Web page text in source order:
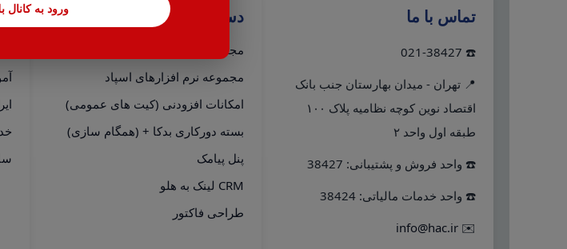
ورود به کانال تماس با ما
☎️ 021-38427
📍 تهران - میدان بهارستان جنب بانک
اقتصاد نوین کوچه نظامیه پلاک ۱۰۰
طبقه اول واحد ۲
☎️ واحد فروش و پشتیبانی: 38427
☎️ واحد خدمات مالیاتی: 38424
✉️
info@hac.ir
دسترسی سریع
مجموعه نرم افزارهای هلو
مجموعه نرم افزارهای اسپاد
امکانات افزودنی (کیت های عمومی)
بسته دورکاری بدکا + (همگام سازی)
پنل پیامک
CRM لینک به هلو
طراحی فاکتور